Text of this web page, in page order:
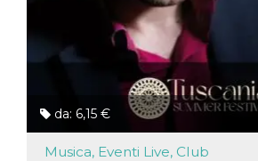
da: 6,15 €
Musica, Eventi Live, Club